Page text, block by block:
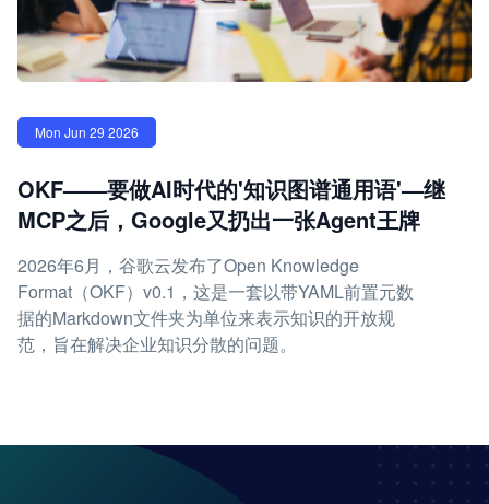
Mon Jun 29 2026
OKF——要做AI时代的'知识图谱通用语'—继
MCP之后，Google又扔出一张Agent王牌
2026年6月，谷歌云发布了Open Knowledge
Format（OKF）v0.1，这是一套以带YAML前置元数
据的Markdown文件夹为单位来表示知识的开放规
范，旨在解决企业知识分散的问题。